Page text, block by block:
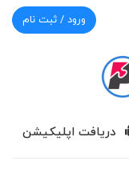
ورود / ثبت نام
دریافت اپلیکیشن